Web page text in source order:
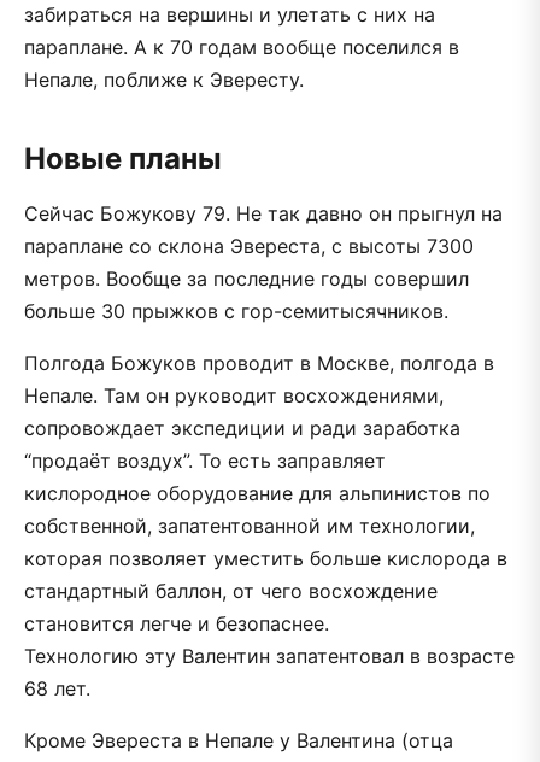
забираться на вершины и улетать с них на
параплане. А к 70 годам вообще поселился в
Непале, поближе к Эвересту.
Новые планы
Сейчас Божукову 79. Не так давно он прыгнул на
параплане со склона Эвереста, с высоты 7300
метров. Вообще за последние годы совершил
больше 30 прыжков с гор-семитысячников.
Полгода Божуков проводит в Москве, полгода в
Непале. Там он руководит восхождениями,
сопровождает экспедиции и ради заработка
“продаёт воздух”. То есть заправляет
кислородное оборудование для альпинистов по
собственной, запатентованной им технологии,
которая позволяет уместить больше кислорода в
стандартный баллон, от чего восхождение
становится легче и безопаснее.
Технологию эту Валентин запатентовал в возрасте
68 лет.
Кроме Эвереста в Непале у Валентина (отца